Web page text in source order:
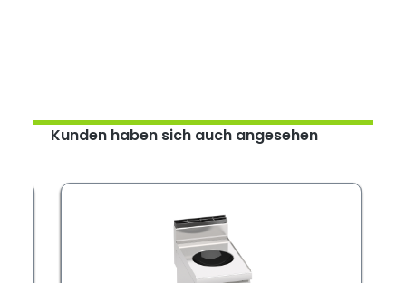
Kunden haben sich auch angesehen